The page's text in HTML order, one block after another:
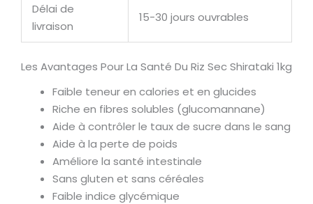
Délai de
livraison
15-30 jours ouvrables
Les Avantages Pour La Santé Du Riz Sec Shirataki 1kg
Faible teneur en calories et en glucides
Riche en fibres solubles (glucomannane)
Aide à contrôler le taux de sucre dans le sang
Aide à la perte de poids
Améliore la santé intestinale
Sans gluten et sans céréales
Faible indice glycémique